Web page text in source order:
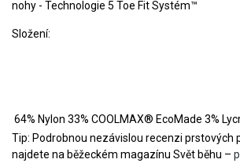
nohy - Technologie 5 Toe Fit Systém™
Složení:
64% Nylon 33% COOLMAX® EcoMade 3%
Tip: Podrobnou nezávislou recenzi prstových
najdete na běžeckém magazínu Svět běhu –